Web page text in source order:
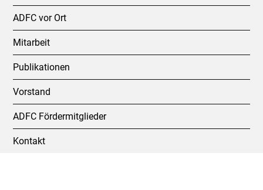
ADFC vor Ort
Mitarbeit
Publikationen
Vorstand
ADFC Fördermitglieder
Kontakt